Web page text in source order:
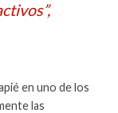
en uno de los
las